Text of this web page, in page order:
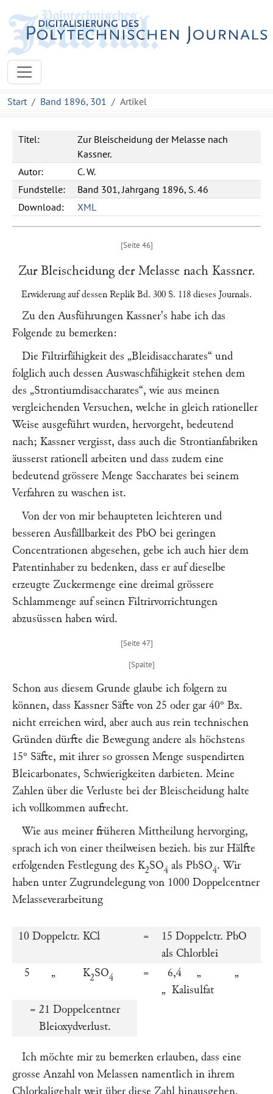
Start Band 1896, 301 Artikel
Titel:
Zur Bleischeidung der Melasse nach
Kassner.
Autor:
C. W.
Fundstelle:
Band 301, Jahrgang 1896, S. 46
Download:
XML
Zur Bleischeidung der Melasse nach Kassner.
Erwiderung auf dessen Replik Bd. 300 S. 118 dieses Journals.
Zu den Ausführungen Kassner's habe ich das
Folgende zu bemerken:
Die Filtrirfähigkeit des „Bleidisaccharates“ und
folglich auch dessen Auswaschfähigkeit stehen dem
des „Strontiumdisaccharates“, wie aus meinen
vergleichenden Versuchen, welche in gleich rationeller
Weise ausgeführt wurden, hervorgeht, bedeutend
nach; Kassnervergisst, dass auch die Strontianfabriken
äusserst rationell arbeiten und dass zudem eine
bedeutend grössere Menge Saccharates bei seinem
Verfahren zu waschen ist.
Von der von mir behaupteten leichteren und
besseren Ausfällbarkeit des PbO bei geringen
Concentrationen abgesehen, gebe ich auch hier dem
Patentinhaber zu bedenken, dass er auf dieselbe
erzeugte Zuckermenge eine dreimal grössere
Schlammenge auf seinen Filtrirvorrichtungen
abzusüssen haben wird.
Schon aus diesem Grunde glaube ich folgern zu
können, dass KassnerSäfte von 25 oder gar 40° Bx.
nicht erreichen wird, aber auch aus rein technischen
Gründen dürfte die Bewegung andere als höchstens
15° Säfte, mit ihrer so grossen Menge suspendirten
Bleicarbonates, Schwierigkeiten darbieten. Meine
Zahlen über die Verluste bei der Bleischeidung halte
ich vollkommen aufrecht.
Wie aus meiner früheren Mittheilung hervorging,
sprach ich von einer theilweisen bezieh. bis zur Hälfte
erfolgenden Festlegung des K2SO4 als PbSO4. Wir
haben unter Zugrundelegung von 1000 Doppelcentner
Melasseverarbeitung
10 Doppelctr. KCl =
15 Doppelctr. PbO
als Chlorblei
5 „ K2SO4 =
6,4 „ „
„ Kalisulfat
= 21 Doppelcentner
Bleioxydverlust.
Ich möchte mir zu bemerken erlauben, dass eine
grosse Anzahl von Melassen namentlich in ihrem
Chlorkaligehalt weit über diese Zahl hinausgehen.